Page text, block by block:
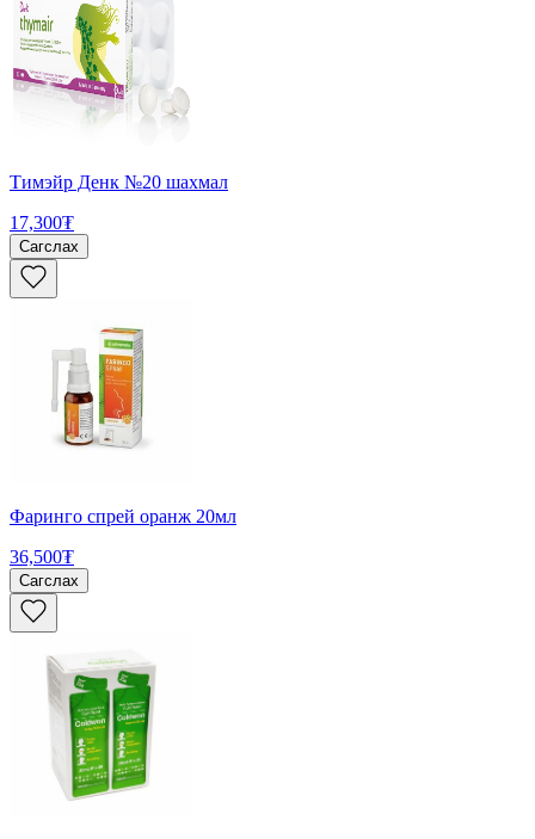
Тимэйр Денк №20 шахмал
17,300₮
Сагслах
Фаринго спрей оранж 20мл
36,500₮
Сагслах